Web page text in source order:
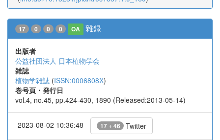
17 0 0 0 OA 雜録
出版者
公益社団法人 日本植物学会
雑誌
植物学雑誌 (ISSN:0006808X)
巻号頁・発行日
vol.4, no.45, pp.424-430, 1890 (Released:2013-05-14)
2023-08-02 10:36:48 17 + 46 Twitter